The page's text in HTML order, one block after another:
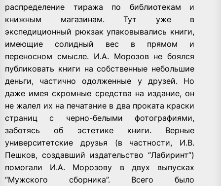
распределение тиража по библиотекам и
книжным магазинам. Тут уже в
экспедиционный рюкзак упаковывались книги,
имеющие солидный вес в прямом и
переносном смысле. И.А. Морозов не боялся
публиковать книги на собственные небольшие
деньги, частично одолженные у друзей. Но
даже имея скромные средства на издание, он
не жалел их на печатание в два проката краски
страниц с черно-белыми фотографиями,
заботясь об эстетике книги. Верные
университетские друзья (в частности, И.В.
Пешков, создавший издательство “Лабиринт”)
помогали И.А. Морозову в двух выпусках
“Мужского сборника”. Всего было